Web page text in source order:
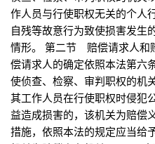
作人员与行使职权无关的个
自残等故意行为致使损害发
情形。 第二节 赔偿请求
偿请求人的确定依照本法
使侦查、检察、审判职权的机
其工作人员在行使职权时侵犯
益造成损害的，该机关为赔
措施，依照本法的规定应当给